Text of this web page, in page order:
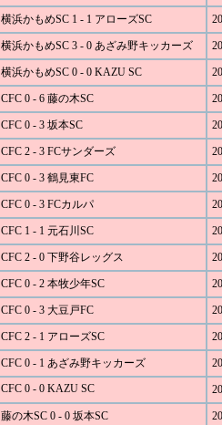
横浜かもめSC 1 - 1 アローズSC
横浜かもめSC 3 - 0 あざみ野キッカーズ
横浜かもめSC 0 - 0 KAZU SC
CFC 0 - 6 藤の木SC
CFC 0 - 3 坂本SC
CFC 2 - 3 FCサンダーズ
CFC 0 - 3 鶴見東FC
CFC 0 - 3 FCカルパ
CFC 1 - 1 元石川SC
CFC 2 - 0 下野谷レッグス
CFC 0 - 2 本牧少年SC
CFC 0 - 3 大豆戸FC
CFC 2 - 1 アローズSC
CFC 0 - 1 あざみ野キッカーズ
CFC 0 - 0 KAZU SC
藤の木SC 0 - 0 坂本SC